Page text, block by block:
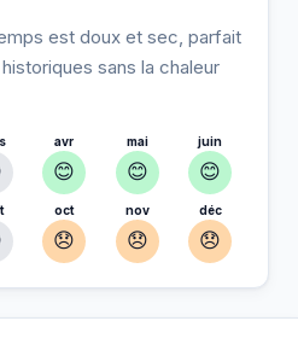
est doux et sec, parfait
sans la chaleur
avr
😊
mai
😊
juin
😊
oct
😞
nov
😞
déc
😞